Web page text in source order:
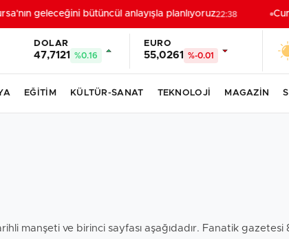
geleceğini bütüncül anlayışla planlıyoruz22:38
DOLAR
47,7121 %0.16
EURO
55,0261 %-0.01
EĞİTİM KÜLTÜR-SANAT TEKNOLOJİ MAGAZİN
manşeti ve birinci sayfası aşağıdadır. Fanatik gazetesi